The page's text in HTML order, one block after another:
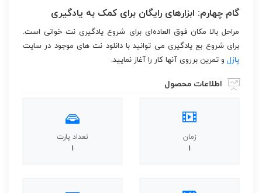
گام چهارم: ابزارهای رایگان برای کمک به یادگیری
مراحل بالا مکان فوق العاده‌ای برای شروع یادگیری نت خوانی است.
برای شروع بع یادگیری می توانید با دانلود نت های موجود در سایت
پازل و تمرین برروی آنها کار را آغاز نمایید.
اطلاعات محصول
زمان
1
تعداد پارت
1